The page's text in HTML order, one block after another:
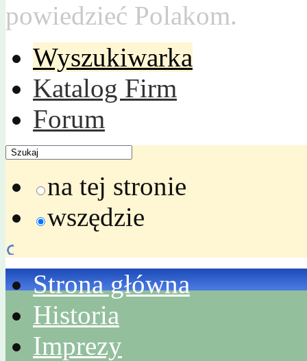
powiedzieć Polakom.
Wyszukiwarka
Katalog Firm
Forum
na tej stronie
wszędzie
Strona główna
Historia
Imprezy